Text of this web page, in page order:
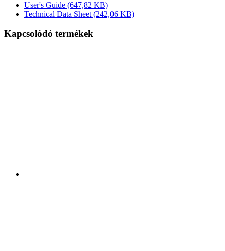
User's Guide (647,82 KB)
Technical Data Sheet (242,06 KB)
Kapcsolódó termékek